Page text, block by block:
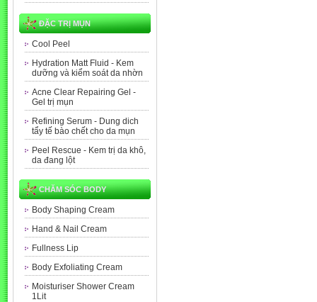
ĐẶC TRỊ MỤN
Cool Peel
Hydration Matt Fluid - Kem
dưỡng và kiểm soát da nhờn
Acne Clear Repairing Gel -
Gel trị mụn
Refining Serum - Dung dich
tẩy tế bào chết cho da mụn
Peel Rescue - Kem trị da khô,
da đang lột
CHĂM SÓC BODY
Body Shaping Cream
Hand & Nail Cream
Fullness Lip
Body Exfoliating Cream
Moisturiser Shower Cream
1Lit